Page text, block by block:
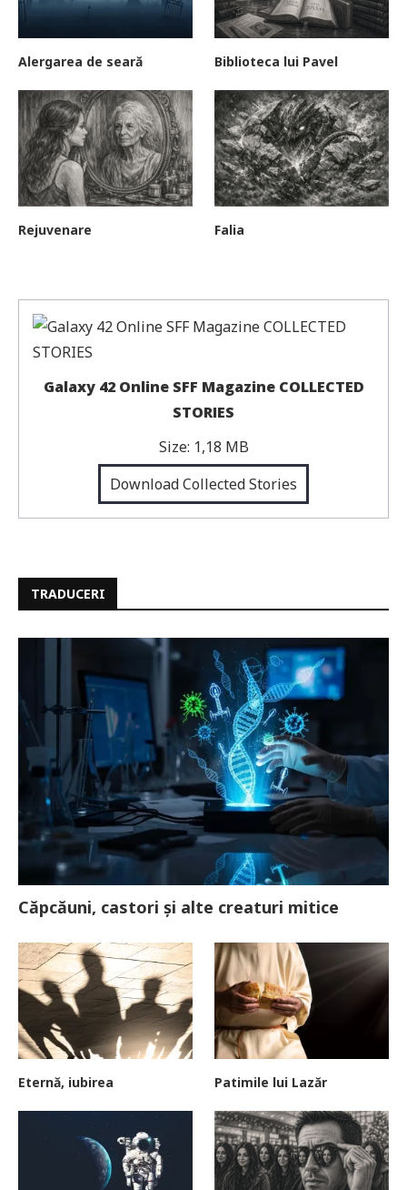
Alergarea de seară Biblioteca lui Pavel
Rejuvenare Falia
Galaxy 42 Online SFF Magazine COLLECTED
STORIES
Size: 1,18 MB
Download Collected Stories
TRADUCERI
Căpcăuni, castori și alte creaturi mitice
Eternă, iubirea Patimile lui Lazăr